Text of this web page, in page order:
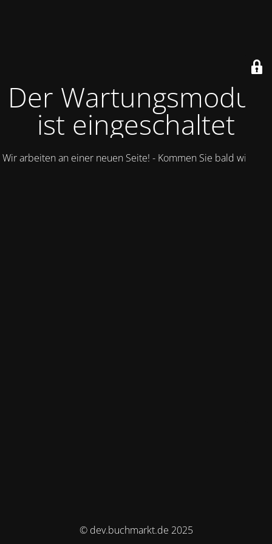
Der Wartungsmodus
ist eingeschaltet
Wir arbeiten an einer neuen Seite! - Kommen Sie bald wieder.
© dev.buchmarkt.de 2025